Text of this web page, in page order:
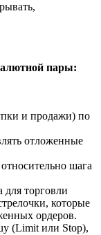
пары:
и продажи) по
отложенные
шага
для торговли
которые
ордеров.
(Limit или Stop),